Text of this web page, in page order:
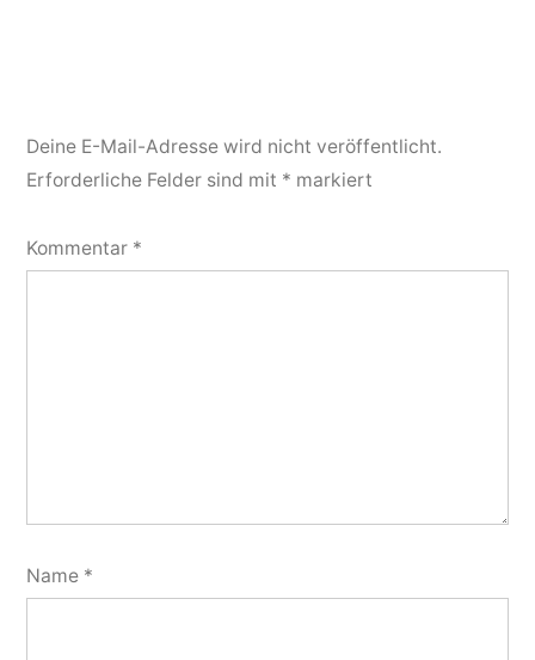
Deine E-Mail-Adresse wird nicht veröffentlicht.
Erforderliche Felder sind mit * markiert
Kommentar *
Name *